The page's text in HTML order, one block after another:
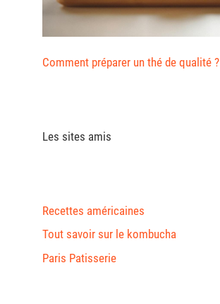
Comment préparer un thé de qualité ?
Les sites amis
Recettes américaines
Tout savoir sur le kombucha
Paris Patisserie